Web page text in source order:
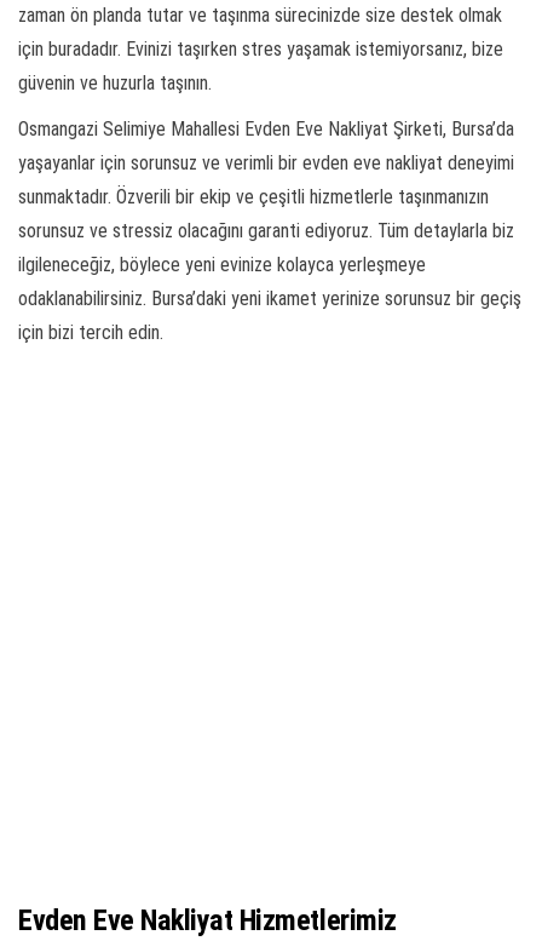
zaman ön planda tutar ve taşınma sürecinizde size destek olmak
için buradadır. Evinizi taşırken stres yaşamak istemiyorsanız, bize
güvenin ve huzurla taşının.
Osmangazi Selimiye Mahallesi Evden Eve Nakliyat Şirketi, Bursa’da
yaşayanlar için sorunsuz ve verimli bir evden eve nakliyat deneyimi
sunmaktadır. Özverili bir ekip ve çeşitli hizmetlerle taşınmanızın
sorunsuz ve stressiz olacağını garanti ediyoruz. Tüm detaylarla biz
ilgileneceğiz, böylece yeni evinize kolayca yerleşmeye
odaklanabilirsiniz. Bursa’daki yeni ikamet yerinize sorunsuz bir geçiş
için bizi tercih edin.
Evden Eve Nakliyat Hizmetlerimiz